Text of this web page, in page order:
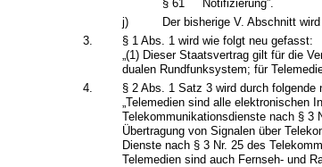
§ 61
Notifizierung”.
j)
Der bisherige V. Abschnitt
3.
§ 1 Abs. 1 wird wie folgt neu gefasst:
„(1) Dieser Staatsvertrag gilt für die
dualen Rundfunksystem; für
4.
§ 2 Abs. 1 Satz 3 wird durch folgende
„Telemedien sind alle elektronischen
Telekommunikationsdienste nach § 3
Übertragung von Signalen über
Dienste nach § 3 Nr. 25 des
Telemedien sind auch Fernseh- und